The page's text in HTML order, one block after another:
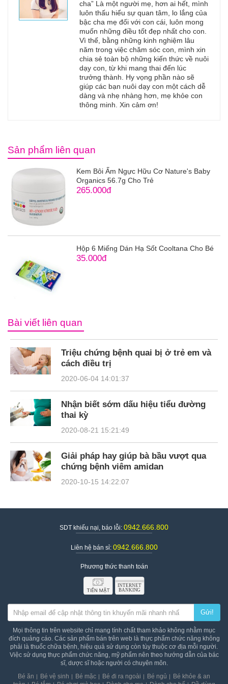
cha” Là một người mẹ, hơn ai hết, mình
luôn thấu hiểu sự quan tâm, lo lắng của
bậc cha mẹ đối với con cái, luôn mong
muốn những điều tốt đẹp nhất cho con.
Vì thế, bằng những kinh nghiệm lâu
năm trong việc chăm sóc con, mình xin
chia sẻ toàn bộ những kiến thức về nuôi
dạy con, từ khi mang thai đến lúc
trưởng thành. Hy vọng phần nào sẽ
giúp các bạn nuôi dạy con một cách dễ
dàng và nhẹ nhàng hơn, mẹ khỏe con
thông minh. Xin cảm ơn!
Sản phẩm liên quan
Kem Bôi Ấm Ngực Hữu Cơ Nature's Baby
Organics 56.7g Cho Trẻ
265.000đ
Hộp 6 Miếng Dán Hạ Sốt Cooltana Cho Bé
35.000đ
Bài viết liên quan
Triệu chứng bệnh quai bị ở trẻ em và
cách điều trị
2020-06-04 14:01:37
Nhận biết sớm dấu hiệu tiểu đường
thai kỳ
2020-08-21 15:21:49
Giải pháp hay giúp bà bầu vượt qua
chứng bệnh viêm amidan
2020-10-15 14:22:07
SDT khiếu nại, báo lỗi: 0942.666.800
Liên hệ bán sỉ: 0942.666.800
Phương thức thanh toán
Gửi!
Mọi thông tin trên website chỉ mang tính chất tham khảo không nhằm mục
đích quảng cáo. Các sản phẩm bán trên web là thực phẩm chức năng không
phải là thuốc chữa bệnh, hiệu quả sử dụng còn tùy thuộc cơ địa mỗi người.
Việc sử dụng thực phẩm chức năng, mỹ phẩm nên theo hướng dẫn của bác
sĩ, dược sĩ hoặc người có chuyên môn.
Bé ăn
Bé vệ sinh Bé mặc Bé đi ra ngoài Bé ngủ
Bé khỏe & an